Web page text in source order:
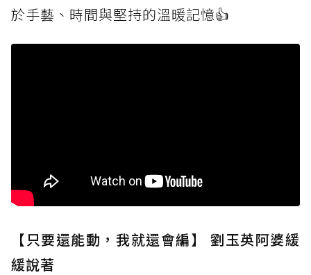
於手藝、時間與堅持的溫暖記憶👍
【只要還能動，我就還會編】 劉玉英阿婆緩
緩說著